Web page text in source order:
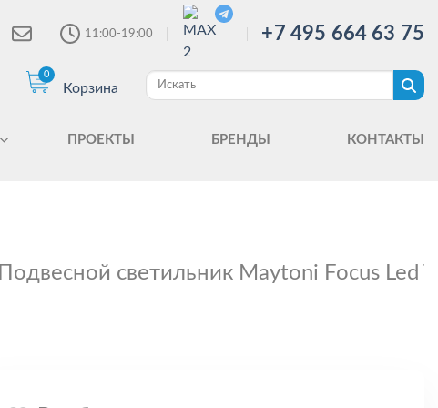
11:00-19:00 +7 495 664 63 75
0
Корзина
ПРОЕКТЫ БРЕНДЫ КОНТАКТЫ
Подвесной светильник Maytoni Focus Led